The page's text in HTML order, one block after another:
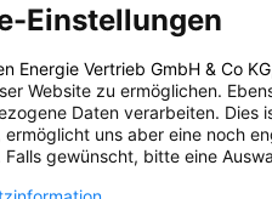
Hitze ohnehin keine Lust auf
heiß ist, sollten Sie sich nicht
sind wasserreiche Obst- und
Einstellungen
Energie Vertrieb GmbH & Co KG
Website zu ermöglichen.
Daten verarbeiten. Dies
ermöglicht uns aber eine noch
Falls gewünscht, bitte eine